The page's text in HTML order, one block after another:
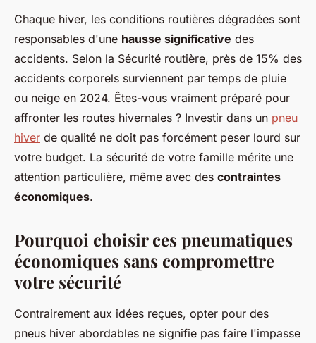
Chaque hiver, les conditions routières dégradées sont
responsables d'une hausse significative des
accidents. Selon la Sécurité routière, près de 15% des
accidents corporels surviennent par temps de pluie
ou neige en 2024. Êtes-vous vraiment préparé pour
affronter les routes hivernales ? Investir dans un pneu
hiver de qualité ne doit pas forcément peser lourd sur
votre budget. La sécurité de votre famille mérite une
attention particulière, même avec des contraintes
économiques.
Pourquoi choisir ces pneumatiques
économiques sans compromettre
votre sécurité
Contrairement aux idées reçues, opter pour des
pneus hiver abordables ne signifie pas faire l'impasse